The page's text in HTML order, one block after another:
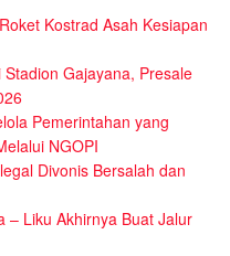
Kostrad Asah Kesiapan
Stadion Gajayana, Presale
Pemerintahan yang
NGOPI
Divonis Bersalah dan
– Liku Akhirnya Buat Jalur